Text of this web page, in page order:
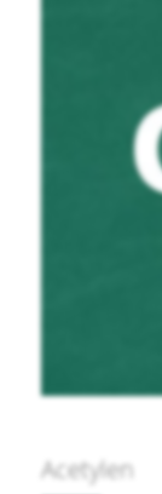
Acetylen